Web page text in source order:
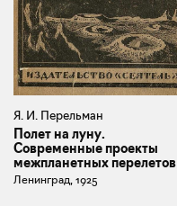
Я. И. Перельман
Полет на луну.
Современные проекты
межпланетных перелетов
Ленинград, 1925